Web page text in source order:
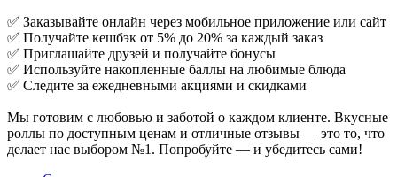
✅ Заказывайте онлайн через мобильное приложение или сайт
✅ Получайте кешбэк от 5% до 20% за каждый заказ
✅ Приглашайте друзей и получайте бонусы
✅ Используйте накопленные баллы на любимые блюда
✅ Следите за ежедневными акциями и скидками
Мы готовим с любовью и заботой о каждом клиенте. Вкусные
роллы по доступным ценам и отличные отзывы — это то, что
делает нас выбором №1. Попробуйте — и убедитесь сами!